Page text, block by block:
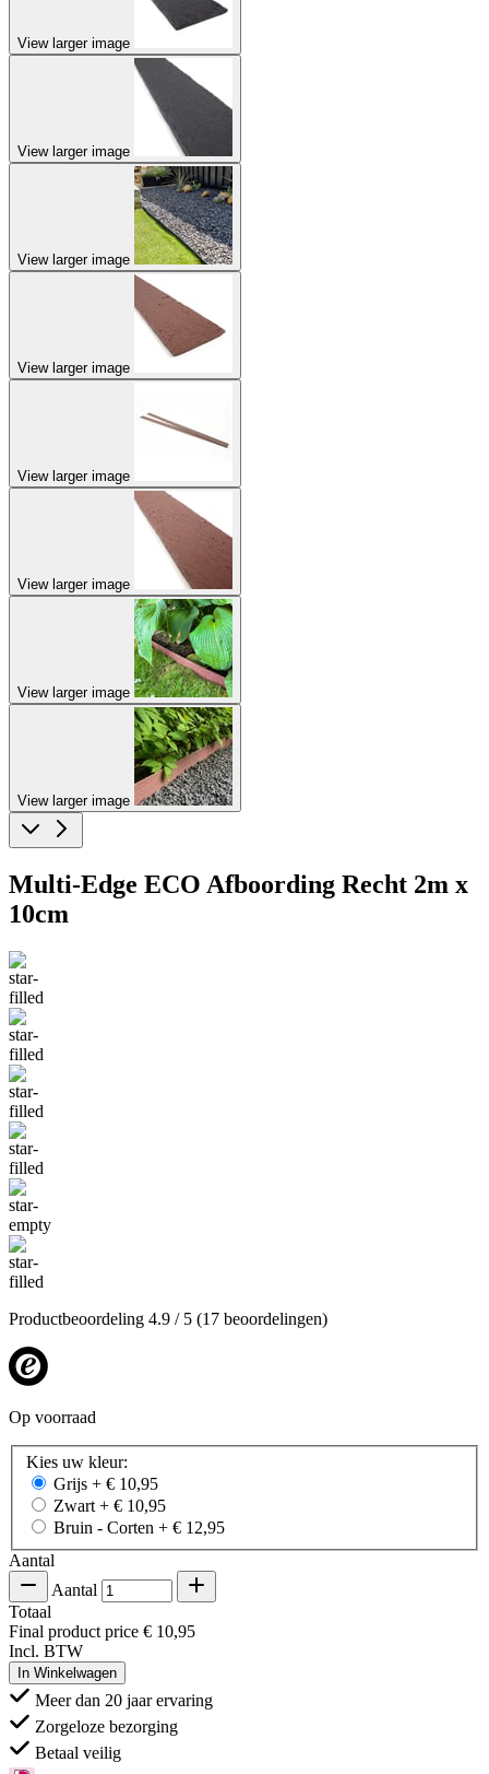
View larger image
View larger image
View larger image
View larger image
View larger image
View larger image
View larger image
View larger image
Multi-Edge ECO Afboording Recht 2m x
10cm
Productbeoordeling 4.9 / 5 (17 beoordelingen)
Op voorraad
Kies uw kleur:
Grijs + € 10,95
Zwart + € 10,95
Bruin - Corten + € 12,95
Aantal
Aantal
Totaal
Final product price € 10,95
Incl. BTW
In Winkelwagen
Meer dan 20 jaar ervaring
Zorgeloze bezorging
Betaal veilig